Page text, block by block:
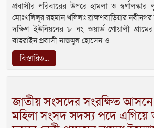
প্রবাসীর পরিবারের উপরে হামলা ও
মোঃখলিলুর রহমান খলিলঃ ব্রাহ্মণবাড়িয়ার
দক্ষিণ ইউনিয়নের ৮ নং ওয়ার্ড গোয়ালী
বাহরাইন প্রবাসী নাজমুল হোসেন ও
বিস্তারিত...
জাতীয় সংসদের সংরক্ষিত
মহিলা সংসদ সদস্য পদে এগিয়ে